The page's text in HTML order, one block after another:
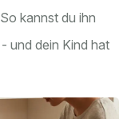
kannst du ihn
und dein Kind hat